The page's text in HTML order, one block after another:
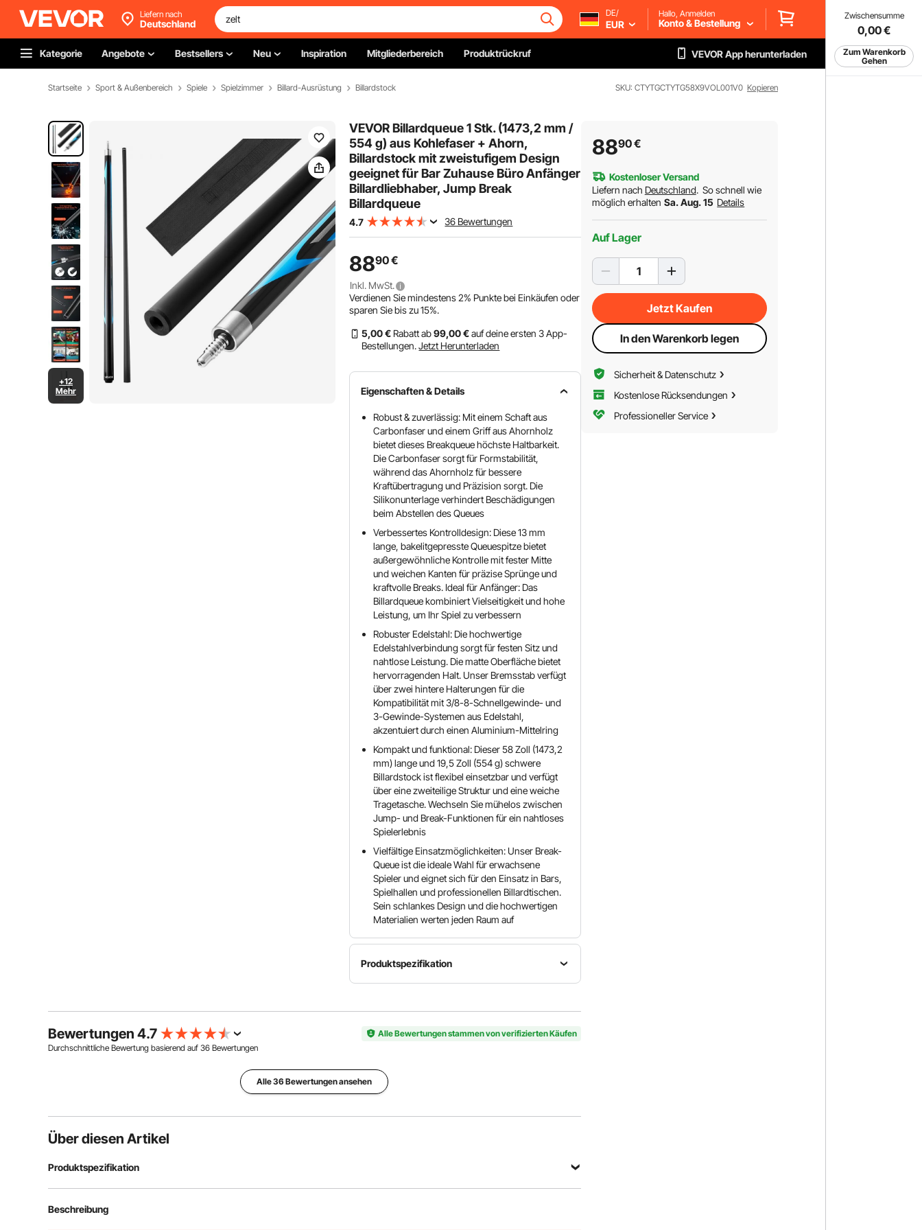
Zwischensumme
0,00€
Zum Warenkorb
Gehen
Liefern nach
Deutschland
DE/
EUR
Hallo, Anmelden
Konto & Bestellung
Kategorie Angebote Bestsellers Neu Inspiration Mitgliederbereich Produktrückruf VEVOR App herunterladen
Startseite Sport & Außenbereich Spiele Spielzimmer Billard-Ausrüstung Billardstock SKU: CTYTGCTYTG58X9VOL001V0 Kopieren
+12
Mehr
VEVOR Billardqueue 1 Stk. (1473,2 mm /
554 g) aus Kohlefaser + Ahorn,
Billardstock mit zweistufigem Design
geeignet für Bar Zuhause Büro Anfänger
Billardliebhaber, Jump Break
Billardqueue
4.7 36 Bewertungen
8890€
Inkl. MwSt.
Verdienen Sie mindestens2% Punkte bei Einkäufen oder
sparen Sie bis zu15%.
5,00 € Rabatt ab99,00 €auf deine ersten 3 App-
Bestellungen. Jetzt Herunterladen
Eigenschaften & Details
Robust & zuverlässig: Mit einem Schaft aus
Carbonfaser und einem Griff aus Ahornholz
bietet dieses Breakqueue höchste Haltbarkeit.
Die Carbonfaser sorgt für Formstabilität,
während das Ahornholz für bessere
Kraftübertragung und Präzision sorgt. Die
Silikonunterlage verhindert Beschädigungen
beim Abstellen des Queues
Verbessertes Kontrolldesign: Diese 13 mm
lange, bakelitgepresste Queuespitze bietet
außergewöhnliche Kontrolle mit fester Mitte
und weichen Kanten für präzise Sprünge und
kraftvolle Breaks. Ideal für Anfänger: Das
Billardqueue kombiniert Vielseitigkeit und hohe
Leistung, um Ihr Spiel zu verbessern
Robuster Edelstahl: Die hochwertige
Edelstahlverbindung sorgt für festen Sitz und
nahtlose Leistung. Die matte Oberfläche bietet
hervorragenden Halt. Unser Bremsstab verfügt
über zwei hintere Halterungen für die
Kompatibilität mit 3/8-8-Schnellgewinde- und
3-Gewinde-Systemen aus Edelstahl,
akzentuiert durch einen Aluminium-Mittelring
Kompakt und funktional: Dieser 58 Zoll (1473,2
mm) lange und 19,5 Zoll (554 g) schwere
Billardstock ist flexibel einsetzbar und verfügt
über eine zweiteilige Struktur und eine weiche
Tragetasche. Wechseln Sie mühelos zwischen
Jump- und Break-Funktionen für ein nahtloses
Spielerlebnis
Vielfältige Einsatzmöglichkeiten: Unser Break-
Queue ist die ideale Wahl für erwachsene
Spieler und eignet sich für den Einsatz in Bars,
Spielhallen und professionellen Billardtischen.
Sein schlankes Design und die hochwertigen
Materialien werten jeden Raum auf
Produktspezifikation
Kohlefaser
58 Zoll /
1473,2
Bewertungen 4.7
Alle Bewertungen stammen von verifizierten Käufen
Durchschnittliche Bewertung basierend auf 36 Bewertungen
Alle 36 Bewertungen ansehen
Über diesen Artikel
Produktspezifikation
Artikelmodellnummer
Beschreibung
8890€
Kostenloser Versand
Liefern nach Deutschland. So schnell wie
möglich erhalten Sa. Aug. 15 Details
Auf Lager
Jetzt Kaufen
In den Warenkorb legen
Sicherheit & Datenschutz
Kostenlose Rücksendungen
Professioneller Service